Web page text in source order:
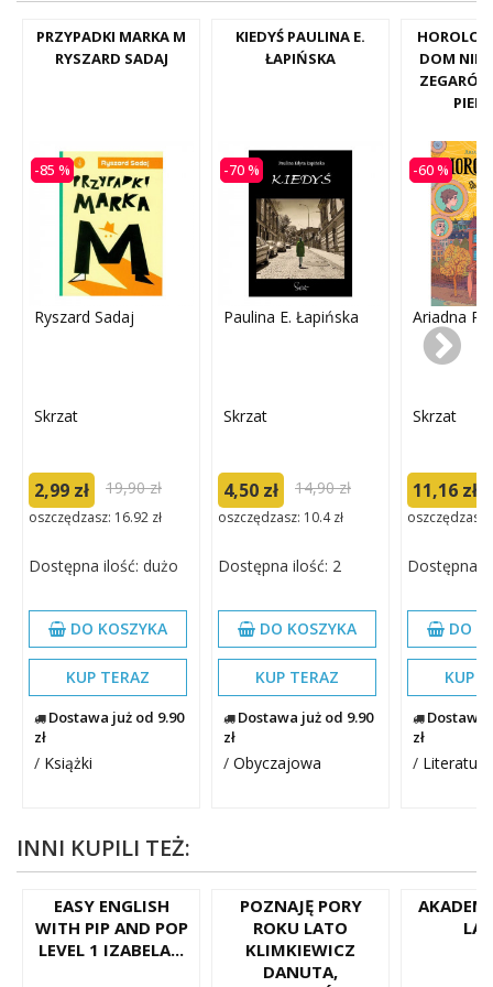
PRZYPADKI MARKA M
RYSZARD SADAJ
-85 %
Ryszard Sadaj
Skrzat
2,99 zł 19,90 zł
oszczędzasz: 16.92 zł
Dostępna ilość: dużo
DO KOSZYKA
KUP TERAZ
Dostawa już od 9.90
zł
/ Książki
KIEDYŚ PAULINA E.
ŁAPIŃSKA
-70 %
Paulina E. Łapińska
Skrzat
4,50 zł 14,90 zł
oszczędzasz: 10.4 zł
Dostępna ilość: 2
DO KOSZYKA
KUP TERAZ
Dostawa już od 9.90
zł
/ Obyczajowa
DOM
-60 %
Ariadna
Skrzat
11,16 zł
oszczędzasz:
Dostępna
DO
KUP
Dostawa
zł
/
INNI KUPILI TEŻ:
EASY ENGLISH
WITH PIP AND POP
LEVEL 1 IZABELA...
POZNAJĘ PORY
ROKU LATO
KLIMKIEWICZ
DANUTA,